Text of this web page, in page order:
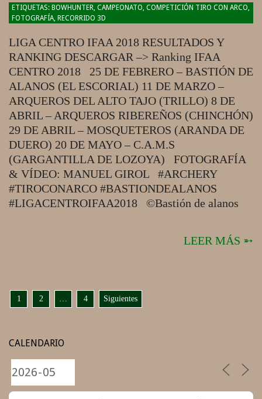
2018-
02-
BOWHUNTER, CAMPEONATO, COMPETICIÓN TIRO CON ARCO,
FOTOGRAFÍA, RECORRIDO 3D
LIGA CENTRO IFAA 2018 RESULTADOS Y
RANKING DESCARGAR –> Ranking IFAA
CENTRO 2018 25 DE FEBRERO – BASTIÓN DE
ALANOS (EL ESCORIAL) 11 DE MARZO –
ARQUEROS DEL ALTO TAJO (TRILLO) 8 DE
ABRIL – ARQUEROS RIBEREÑOS (CHINCHÓN)
29 DE ABRIL – MOSQUETEROS (ARANDA DE
DUERO) 20 DE MAYO – C.A.M.S
(GARGANTILLA DE LOZOYA) FOTOGRAFÍA
& VÍDEO: MANUEL GIROL #ARCHERY
#TIROCONARCO #BASTIONDEALANOS
#LIGACENTROIFAA2018 ©Bastión de alanos
LEER MÁS ➵
PAGINACIÓN
ENTRADAS
1 2 4 Siguientes
CALENDARIO